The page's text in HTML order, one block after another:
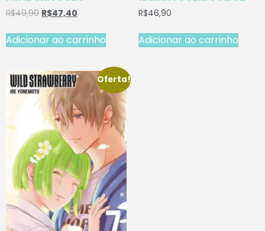
R$49,90 R$47,40
Adicionar ao carrinho
R$46,90
Adicionar ao carrinho
Oferta!